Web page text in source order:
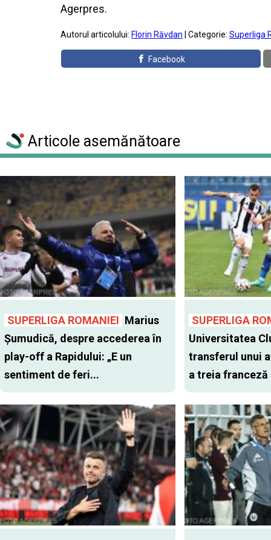
Agerpres.
Autorul articolului: Florin Răvdan | Categorie: Superliga
Facebook
Articole asemănătoare
SUPERLIGA ROMANIEI Marius
Șumudică, despre accederea în
play-off a Rapidului: „E un
sentiment de feri...
SUPERLIGA
Universitatea
transferul unui
a treia franceză